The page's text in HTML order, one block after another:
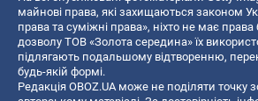
майнові права, які захищаються законом
права та суміжні права», ніхто не має
дозволу ТОВ «Золота середина» їх
підлягають подальшому відтворенню,
будь-якій формі.
Редакція OBOZ.UA може не поділяти точку